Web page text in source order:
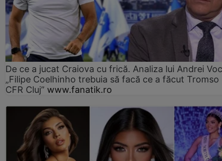
De ce a jucat Craiova cu frică. Analiza lui Andrei
„Filipe Coelhinho trebuia să facă ce a făcut Tromso
CFR Cluj” www.fanatik.ro